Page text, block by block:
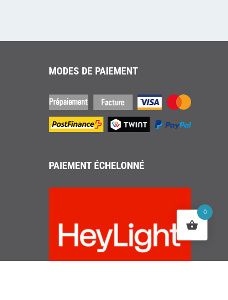
MODES DE PAIEMENT
PAIEMENT ÉCHELONNÉ
0